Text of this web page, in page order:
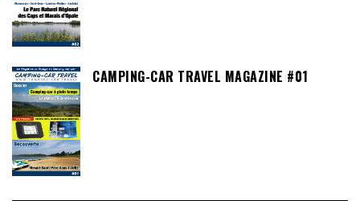
CAMPING-CAR TRAVEL MAGAZINE #01